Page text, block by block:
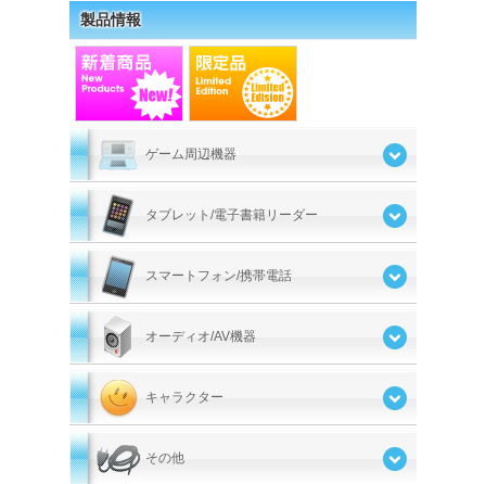
製品情報
ゲーム周辺機器
タブレット/電子書籍リーダー
スマートフォン/携帯電話
オーディオ/AV機器
キャラクター
その他